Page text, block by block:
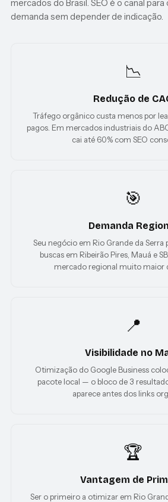
mercados do Brasil. SEO é o canal
demanda sem depender de indicação.
📉
Redução de
Tráfego orgânico custa menos por
pagos. Em mercados industriais do
cai até 60% com SEO
🎯
Demanda
Seu negócio em Rio Grande da Serra
buscas em Ribeirão Pires, Mauá e
mercado regional muito maior
📍
Visibilidade no
Otimização do Google Business
pacote local — o bloco de 3
aparece antes dos links
🏆
Vantagem de
Ser o primeiro a otimizar em Rio